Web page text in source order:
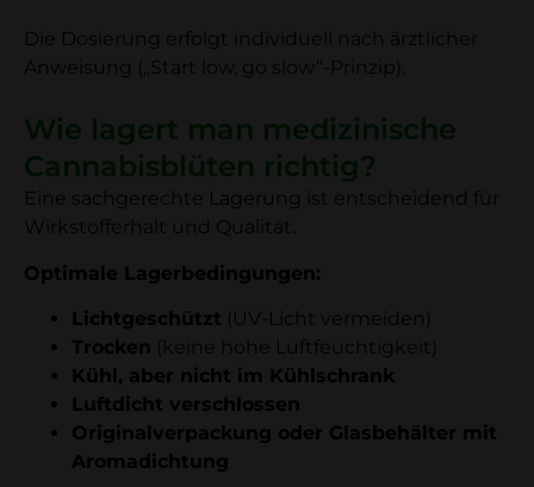
Die Dosierung erfolgt individuell nach ärztlicher
Anweisung („Start low, go slow“-Prinzip).
Wie lagert man medizinische
Cannabisblüten richtig?
Eine sachgerechte Lagerung ist entscheidend für
Wirkstofferhalt und Qualität.
Optimale Lagerbedingungen:
Lichtgeschützt (UV-Licht vermeiden)
Trocken (keine hohe Luftfeuchtigkeit)
Kühl, aber nicht im Kühlschrank
Luftdicht verschlossen
Originalverpackung oder Glasbehälter mit
Aromadichtung